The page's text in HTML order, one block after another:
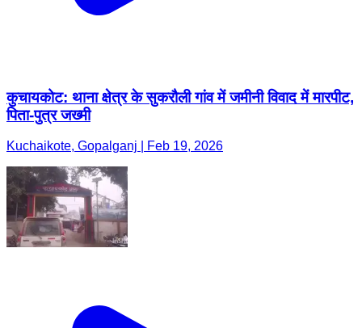
कुचायकोट: थाना क्षेत्र के सुकरौली गांव में जमीनी विवाद में मारपीट,
पिता-पुत्र जख्मी
Kuchaikote, Gopalganj | Feb 19, 2026